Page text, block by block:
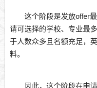
这个阶段是发放offer
请可选择的学校、专业最
于人数众多且名额充足，
料。
因此，这个阶段在申